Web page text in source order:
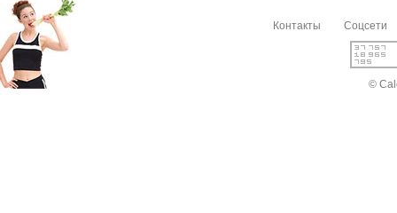
Контакты Соцсети
©